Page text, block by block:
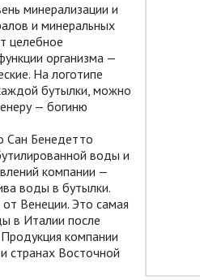
минерализации и
и минеральных
целебное
организма —
На логотипе
бутылки, можно
— богиню
Сан Бенедетто
воды и
компании —
воды в бутылки.
Венеции. Это самая
в Италии после
компании
странах Восточной